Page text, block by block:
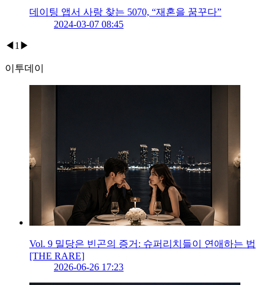
데이팅 앱서 사랑 찾는 5070, “재혼을 꿈꾸다”
2024-03-07 08:45
◀ 1 ▶
이투데이
Vol. 9 밀당은 빈곤의 증거: 슈퍼리치들이 연애하는 법
[THE RARE]
2026-06-26 17:23